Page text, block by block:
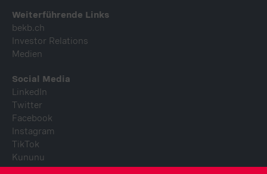
Weiterführende Links
bekb.ch
Investor Relations
Medien
Social Media
LinkedIn
Twitter
Facebook
Instagram
TikTok
Kununu
Youtube